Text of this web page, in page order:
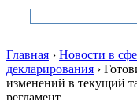
Главная › Новости в
декларирования ›
изменений в текущий
регламент